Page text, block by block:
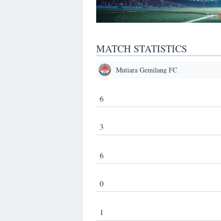
MATCH STATISTICS
Mutiara Gemilang FC
6
3
6
0
1